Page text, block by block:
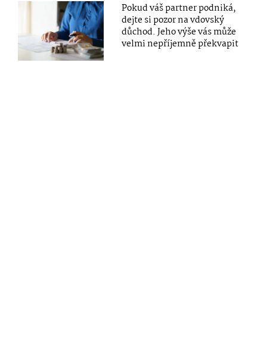
Pokud váš partner podniká,
dejte si pozor na vdovský
důchod. Jeho výše vás může
velmi nepříjemně překvapit